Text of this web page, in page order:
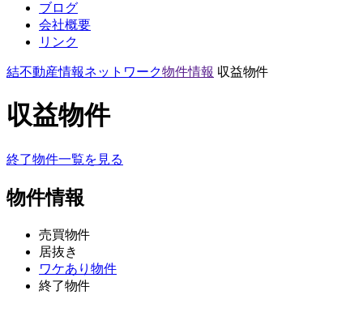
ブログ
会社概要
リンク
結不動産情報ネットワーク物件情報 収益物件
収益物件
終了物件一覧を見る
物件情報
売買物件
居抜き
ワケあり物件
終了物件